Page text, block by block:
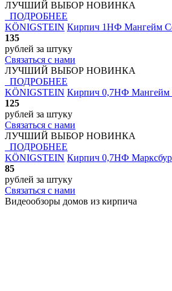
ЛУЧШИЙ ВЫБОР НОВИНКА
ПОДРОБНЕЕ
KÖNIGSTEIN Кирпич 1НФ Мангейм
135
рублей за штуку
Связаться с нами
ЛУЧШИЙ ВЫБОР НОВИНКА
ПОДРОБНЕЕ
KÖNIGSTEIN Кирпич 0,7НФ Мангейм
125
рублей за штуку
Связаться с нами
ЛУЧШИЙ ВЫБОР НОВИНКА
ПОДРОБНЕЕ
KÖNIGSTEIN Кирпич 0,7НФ
85
рублей за штуку
Связаться с нами
Видеообзоры домов из кирпича